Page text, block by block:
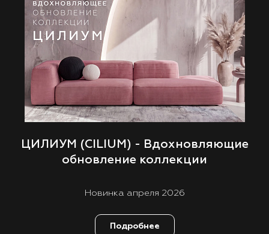
ЦИЛИУМ (CILIUM) - Вдохновляющие
обновление коллекции
Новинка апреля 2026
Подробнее